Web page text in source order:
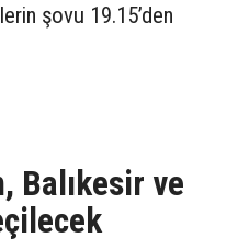
şovu 19.15’den
Balıkesir ve